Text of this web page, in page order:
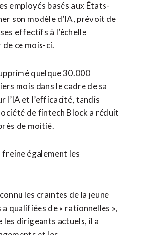
employés basés aux États-
son modèle d’IA, prévoit de
effectifs à l’échelle
ce mois-ci.
quelque 30.000
mois dans le cadre de sa
l’IA et l’efficacité, tandis
de fintech Block a réduit
de moitié.
freine également les
les craintes de la jeune
qualifiées de « rationnelles »,
les dirigeants actuels, il a